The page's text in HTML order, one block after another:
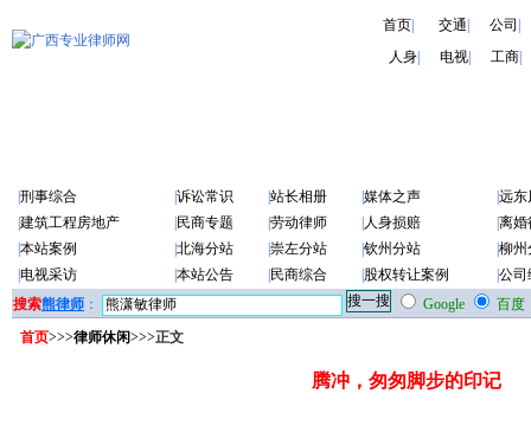
首页| 交通 公司
人身
电视 工商
刑事综合 诉讼常识 站长相册 媒体之声
远东
建筑工程房地产 民商专题 劳动律师 人身损赔
离婚
本站案例 北海分站 崇左分站 钦州分站
柳州
电视采访 本站公告 民商综合 股权转让案例
公司
搜索熊律师 ： Google
百度
首页>>>律师休闲>>>正文
腾冲，匆匆脚步的印记